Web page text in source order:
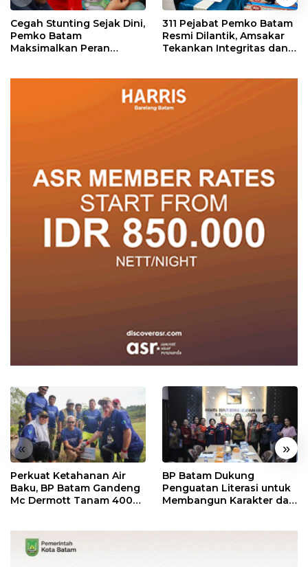
Cegah Stunting Sejak Dini,
Pemko Batam
Maksimalkan Peran
311 Pejabat Pemko Batam
Resmi Dilantik, Amsakar
Tekankan Integritas dan
« »
Perkuat Ketahanan Air
Baku, BP Batam Gandeng
Mc Dermott Tanam 400
BP Batam Dukung
Penguatan Literasi untuk
Membangun Karakter dan